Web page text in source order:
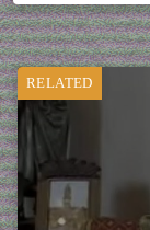
RELATED